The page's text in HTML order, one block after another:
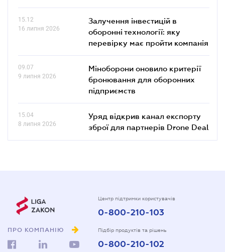
15.12
16 липня 2026
Залучення інвестицій в
оборонні технології: яку
перевірку має пройти компанія
09.07
9 липня 2026
Міноборони оновило критерії
бронювання для оборонних
підприємств
15.04
8 липня 2026
Уряд відкрив канал експорту
зброї для партнерів Drone Deal
ПРО КОМПАНІЮ
Центр підтримки користувачів
0-800-210-103
Підбір продуктів та рішень
0-800-210-102